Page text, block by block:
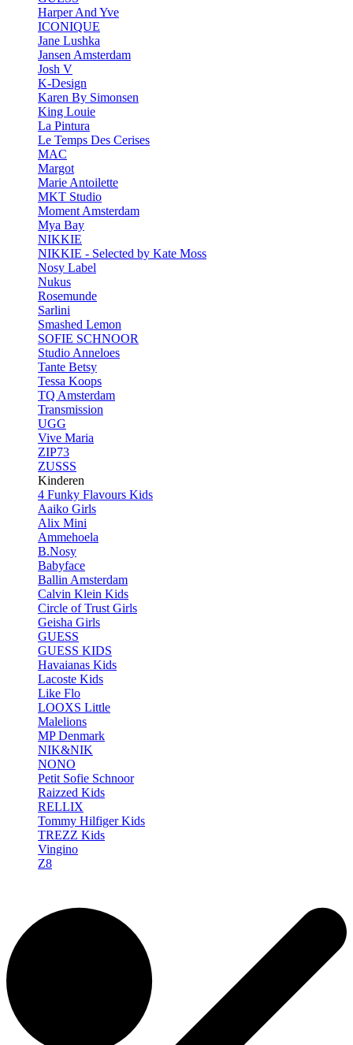
Harper And Yve
ICONIQUE
Jane Lushka
Jansen Amsterdam
Josh V
K-Design
Karen By Simonsen
King Louie
La Pintura
Le Temps Des Cerises
MAC
Margot
Marie Antoilette
MKT Studio
Moment Amsterdam
Mya Bay
NIKKIE
NIKKIE - Selected by Kate Moss
Nosy Label
Nukus
Rosemunde
Sarlini
Smashed Lemon
SOFIE SCHNOOR
Studio Anneloes
Tante Betsy
Tessa Koops
TQ Amsterdam
Transmission
UGG
Vive Maria
ZIP73
ZUSSS
Kinderen
4 Funky Flavours Kids
Aaiko Girls
Alix Mini
Ammehoela
B.Nosy
Babyface
Ballin Amsterdam
Calvin Klein Kids
Circle of Trust Girls
Geisha Girls
GUESS
GUESS KIDS
Havaianas Kids
Lacoste Kids
Like Flo
LOOXS Little
Malelions
MP Denmark
NIK&NIK
NONO
Petit Sofie Schnoor
Raizzed Kids
RELLIX
Tommy Hilfiger Kids
TREZZ Kids
Vingino
Z8